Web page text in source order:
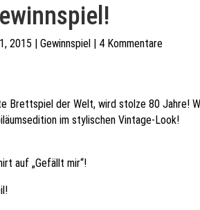
2015 |Gewinnspiel | 4 Kommentare
Brettspiel der Welt, wird stolze 80 Jahre!
im stylischen Vintage-Look!
auf „Gefällt mir“!